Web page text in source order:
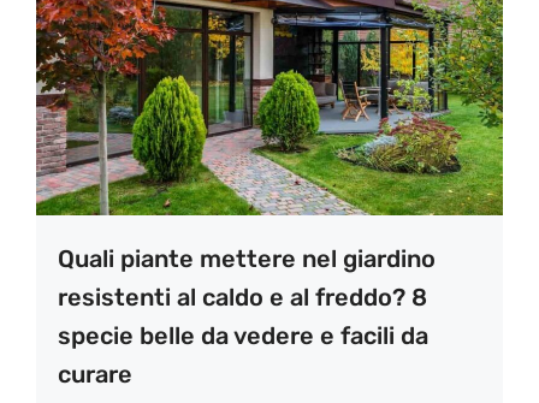
Quali piante mettere nel giardino
resistenti al caldo e al freddo? 8
specie belle da vedere e facili da
curare